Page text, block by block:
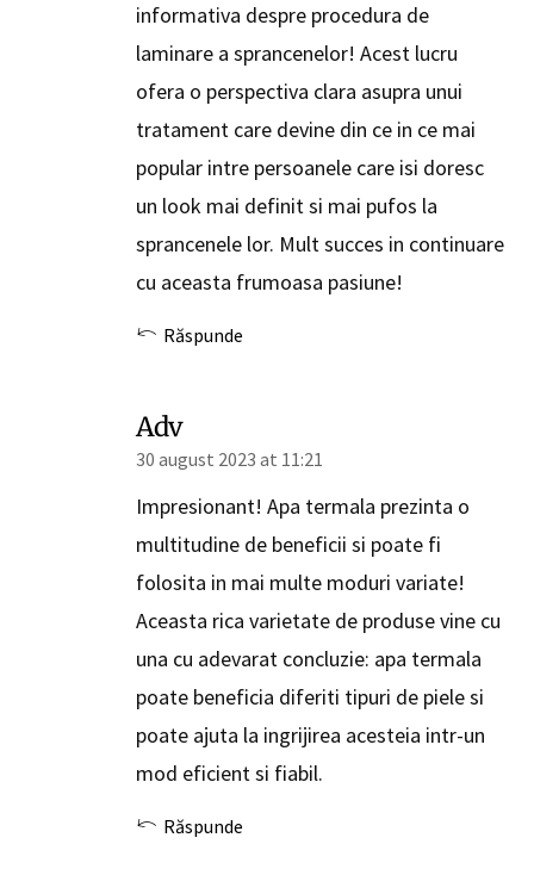
informativa despre procedura de
laminare a sprancenelor! Acest lucru
ofera o perspectiva clara asupra unui
tratament care devine din ce in ce mai
popular intre persoanele care isi doresc
un look mai definit si mai pufos la
sprancenele lor. Mult succes in continuare
cu aceasta frumoasa pasiune!
Răspunde
Adv
30 august 2023 at 11:21
Impresionant! Apa termala prezinta o
multitudine de beneficii si poate fi
folosita in mai multe moduri variate!
Aceasta rica varietate de produse vine cu
una cu adevarat concluzie: apa termala
poate beneficia diferiti tipuri de piele si
poate ajuta la ingrijirea acesteia intr-un
mod eficient si fiabil.
Răspunde